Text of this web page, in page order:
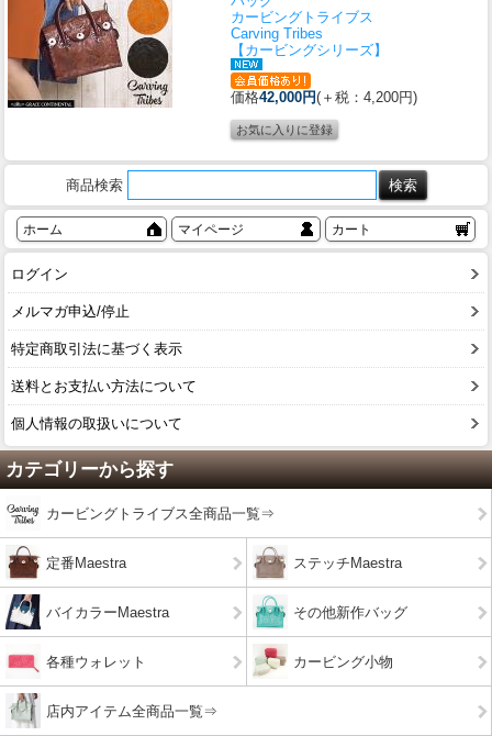
カービングトライブス
Carving Tribes
【カービングシリーズ】
価格42,000円(＋税：4,200円)
商品検索
ホーム マイページ カート
ログイン
メルマガ申込/停止
特定商取引法に基づく表示
送料とお支払い方法について
個人情報の取扱いについて
カテゴリーから探す
カービングトライブス全商品一覧⇒
定番Maestra ステッチMaestra
バイカラーMaestra その他新作バッグ
各種ウォレット カービング小物
店内アイテム全商品一覧⇒